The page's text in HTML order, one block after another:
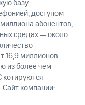
базу.
доступом
абонентов,
средах — около
16,9 миллионов.
из более чем
котируются
компании: